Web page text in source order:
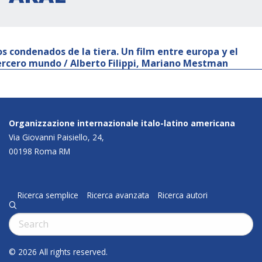
condenados de la tiera. Un film entre europa y el
mundo / Alberto Filippi, Mariano Mestman
Organizzazione internazionale italo-latino americana
Via Giovanni Paisiello, 24,
00198 Roma RM
Ricerca semplice Ricerca avanzata Ricerca autori
q
Cerca:
© 2026 All rights reserved.